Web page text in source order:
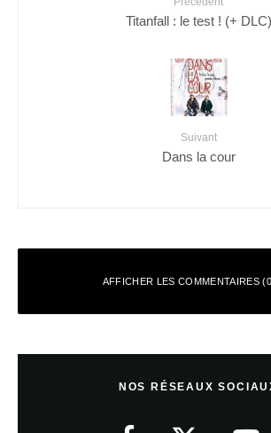
Titanfall : le test ! (+ DLC)
Suivant
Dans la cour
AFFICHER LES COMMENTAIRES
NOS RÉSEAUX